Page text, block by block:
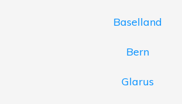
Baselland
Bern
Glarus